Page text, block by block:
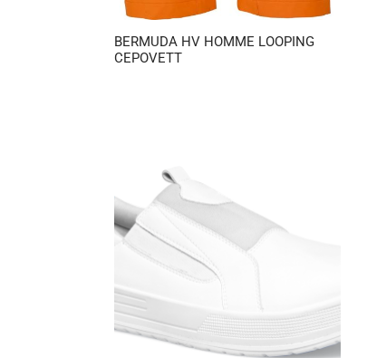
BERMUDA HV HOMME LOOPING
CEPOVETT